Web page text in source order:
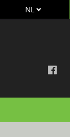
NL